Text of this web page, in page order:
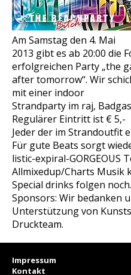
Am Samstag den 4. Mai
2013 gibt es ab 20:00 die
erfolgreichen Party „the
after tomorrow“. Wir
mit einer indoor
Strandparty im raj,
Regulärer Eintritt ist € 5,-
Jeder der im Strandoutfit
Für gute Beats sorgt
listic-expiral-GORGEOUS
Allmixedup/Charts Musik
Special drinks folgen noch.
Sponsors: Wir bedanken
Unterstützung von
Druckteam.
Impressum
Kontakt